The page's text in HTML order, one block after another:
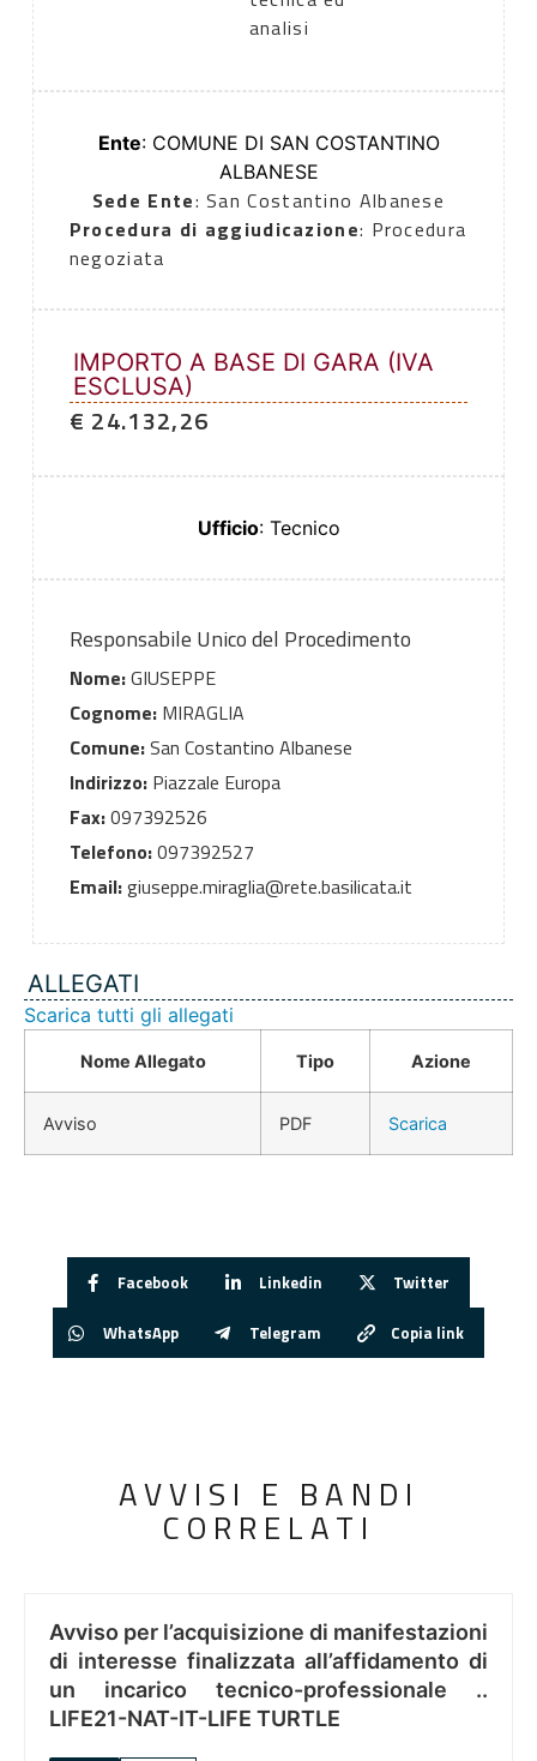
analisi
Ente: COMUNE DI SAN COSTANTINO
ALBANESE
Sede Ente: San Costantino Albanese
Procedura di aggiudicazione: Procedura
negoziata
IMPORTO A BASE DI GARA (IVA
ESCLUSA)
€ 24.132,26
Ufficio: Tecnico
Responsabile Unico del Procedimento
Nome:GIUSEPPE
Cognome:MIRAGLIA
Comune:San Costantino Albanese
Indirizzo:Piazzale Europa
Fax:097392526
Telefono:097392527
Email:giuseppe.miraglia@rete.basilicata.it
ALLEGATI
Scarica tutti gli allegati
Nome Allegato Tipo Azione
Avviso PDF Scarica
Facebook Linkedin Twitter
WhatsApp Telegram Copia link
AVVISI E BANDI
CORRELATI
Avviso per l’acquisizione di manifestazioni
di interesse finalizzata all’affidamento di
un incarico tecnico-professionale ..
LIFE21-NAT-IT-LIFE TURTLE